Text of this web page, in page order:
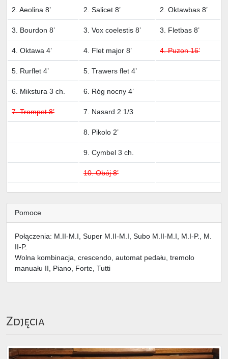
2. Aeolina 8’ 2. Salicet 8’ 2. Oktawbas 8’
3. Bourdon 8’ 3. Vox coelestis 8’ 3. Fletbas 8’
4. Oktawa 4’ 4. Flet major 8’ 4. Puzon 16’
5. Rurflet 4’ 5. Trawers flet 4’
6. Mikstura 3 ch. 6. Róg nocny 4’
7. Trompet 8’ 7. Nasard 2 1/3
8. Pikolo 2’
9. Cymbel 3 ch.
10. Obój 8’
Pomoce
Połączenia: M.II-M.I, Super M.II-M.I, Subo M.II-M.I, M.I-P., M.
II-P.
Wolna kombinacja, crescendo, automat pedału, tremolo
manuału II, Piano, Forte, Tutti
Zdjęcia